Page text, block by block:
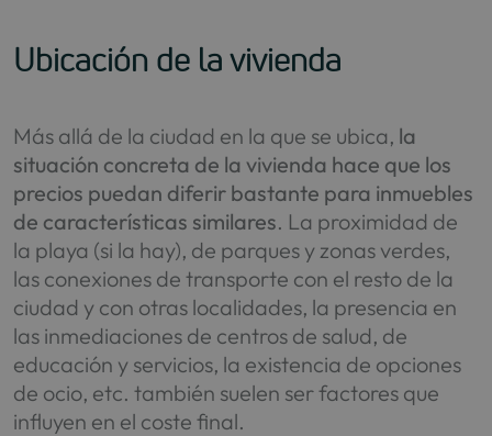
Ubicación de la vivienda
Más allá de la ciudad en la que se ubica, la
situación concreta de la vivienda hace que los
precios puedan diferir bastante para inmuebles
de características similares. La proximidad de
la playa (si la hay), de parques y zonas verdes,
las conexiones de transporte con el resto de la
ciudad y con otras localidades, la presencia en
las inmediaciones de centros de salud, de
educación y servicios, la existencia de opciones
de ocio, etc. también suelen ser factores que
influyen en el coste final.